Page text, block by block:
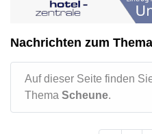
Nachrichten zum
Auf dieser Seite finden
Thema Scheune.